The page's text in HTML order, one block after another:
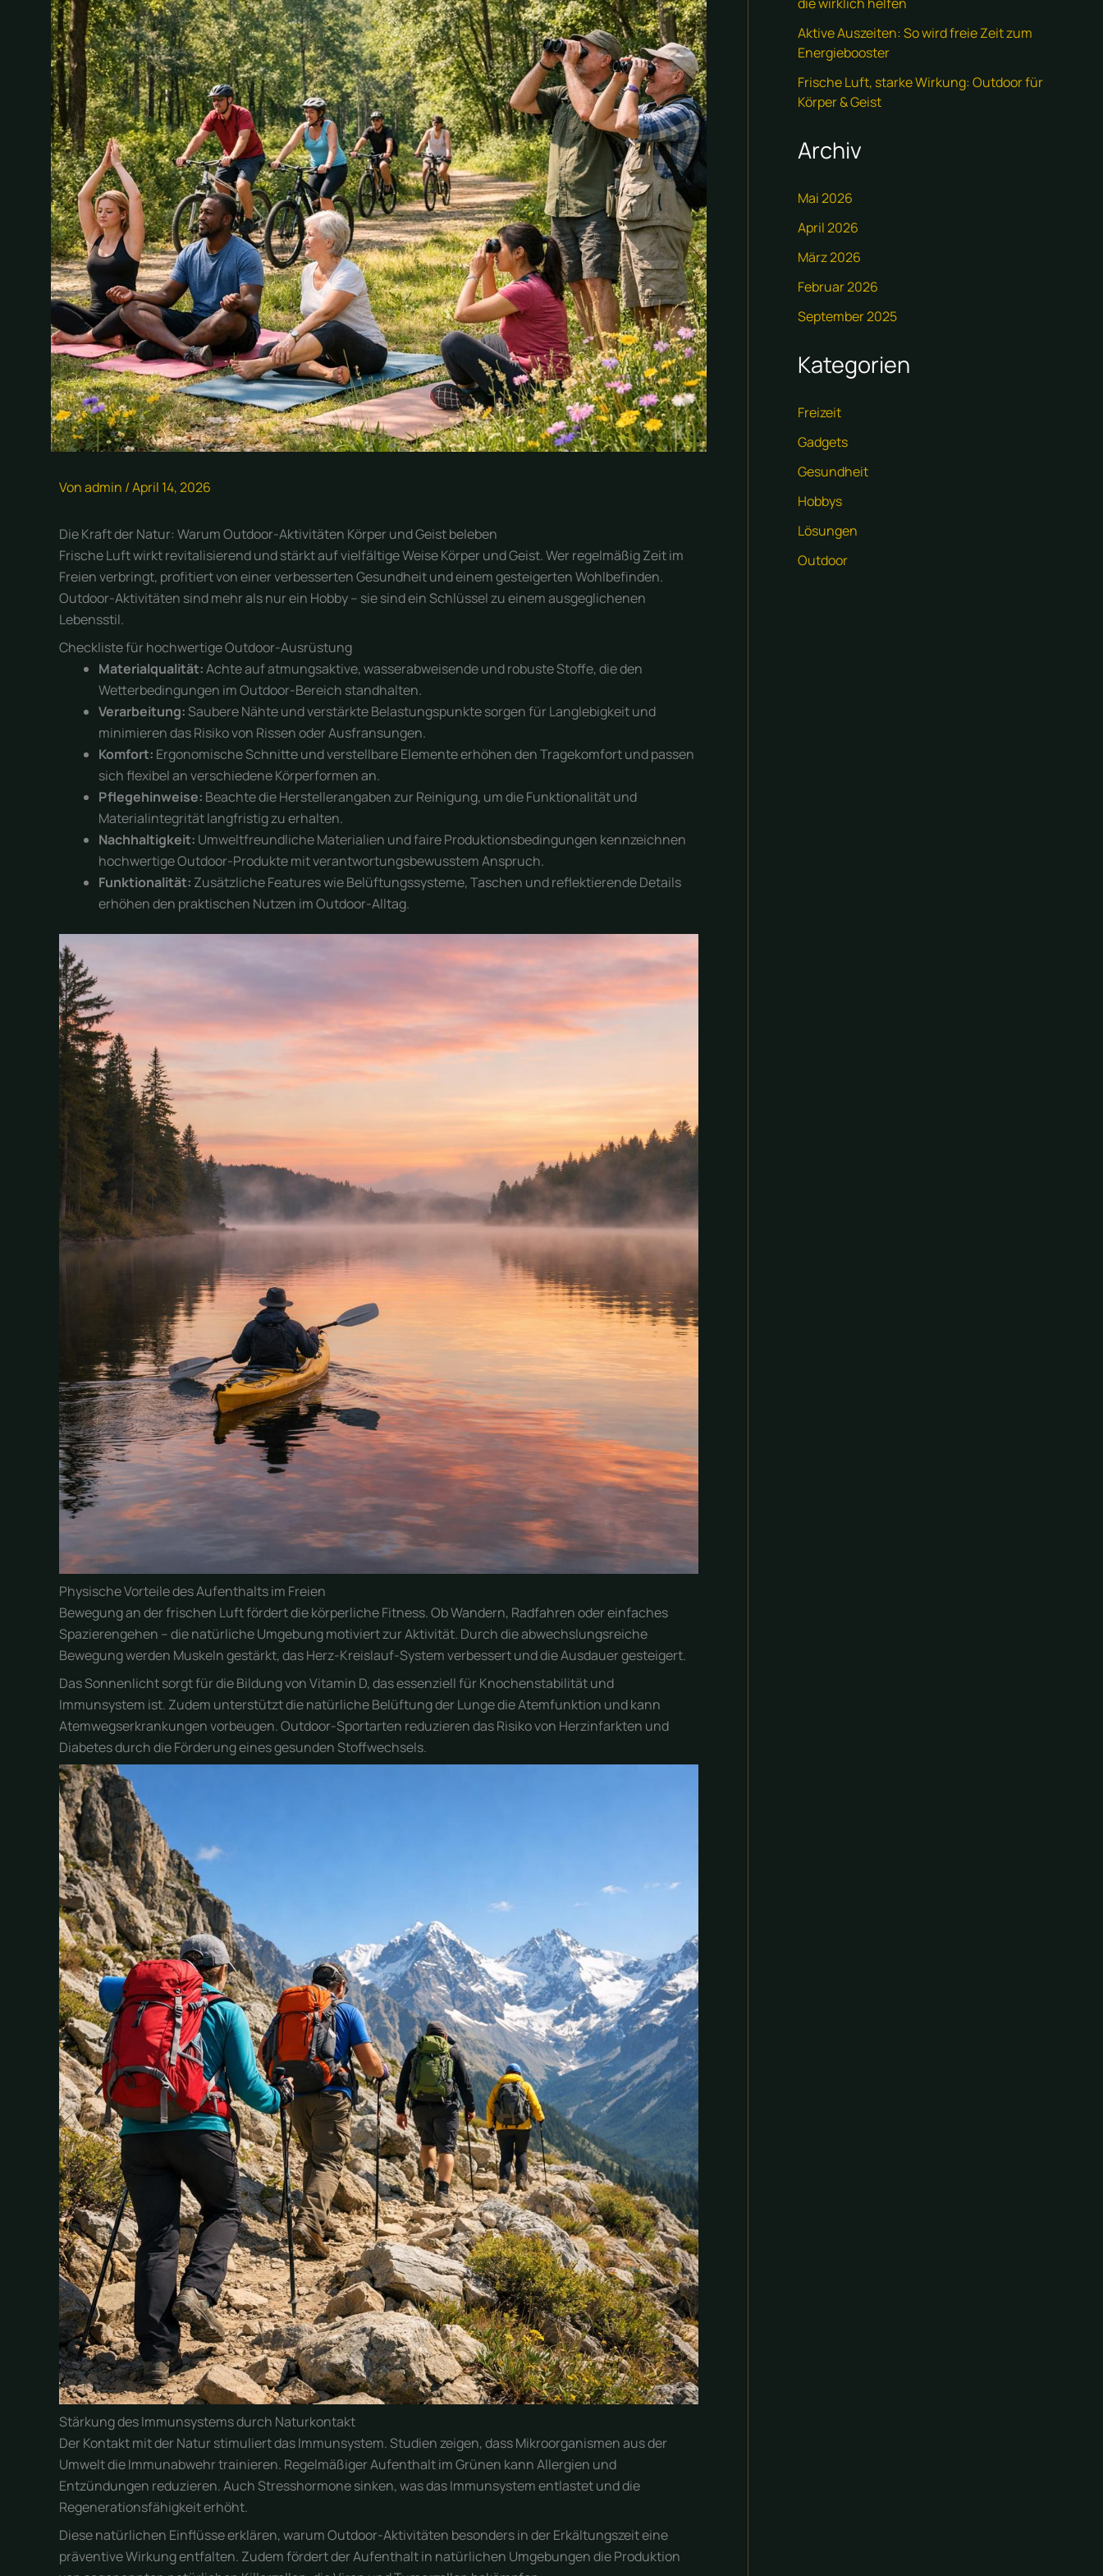
Vonadmin /April 14, 2026
Die Kraft der Natur: Warum Outdoor-Aktivitäten Körper und Geist beleben
Frische Luft wirkt revitalisierend und stärkt auf vielfältige Weise Körper und Geist. Wer regelmäßig Zeit im
Freien verbringt, profitiert von einer verbesserten Gesundheit und einem gesteigerten Wohlbefinden.
Outdoor-Aktivitäten sind mehr als nur ein Hobby – sie sind ein Schlüssel zu einem ausgeglichenen
Lebensstil.
Checkliste für hochwertige Outdoor-Ausrüstung
Materialqualität:Achte auf atmungsaktive, wasserabweisende und robuste Stoffe, die den
Wetterbedingungen im Outdoor-Bereich standhalten.
Verarbeitung:Saubere Nähte und verstärkte Belastungspunkte sorgen für Langlebigkeit und
minimieren das Risiko von Rissen oder Ausfransungen.
Komfort: Ergonomische Schnitte und verstellbare Elemente erhöhen den Tragekomfort und passen
sich flexibel an verschiedene Körperformen an.
Pflegehinweise: Beachte die Herstellerangaben zur Reinigung, um die Funktionalität und
Materialintegrität langfristig zu erhalten.
Nachhaltigkeit: Umweltfreundliche Materialien und faire Produktionsbedingungen kennzeichnen
hochwertige Outdoor-Produkte mit verantwortungsbewusstem Anspruch.
Funktionalität: Zusätzliche Features wie Belüftungssysteme, Taschen und reflektierende Details
erhöhen den praktischen Nutzen im Outdoor-Alltag.
Physische Vorteile des Aufenthalts im Freien
Bewegung an der frischen Luft fördert die körperliche Fitness. Ob Wandern, Radfahren oder einfaches
Spazierengehen – die natürliche Umgebung motiviert zur Aktivität. Durch die abwechslungsreiche
Bewegung werden Muskeln gestärkt, das Herz-Kreislauf-System verbessert und die Ausdauer gesteigert.
Das Sonnenlicht sorgt für die Bildung von Vitamin D, das essenziell für Knochenstabilität und
Immunsystem ist. Zudem unterstützt die natürliche Belüftung der Lunge die Atemfunktion und kann
Atemwegserkrankungen vorbeugen. Outdoor-Sportarten reduzieren das Risiko von Herzinfarkten und
Diabetes durch die Förderung eines gesunden Stoffwechsels.
Stärkung des Immunsystems durch Naturkontakt
Der Kontakt mit der Natur stimuliert das Immunsystem. Studien zeigen, dass Mikroorganismen aus der
Umwelt die Immunabwehr trainieren. Regelmäßiger Aufenthalt im Grünen kann Allergien und
Entzündungen reduzieren. Auch Stresshormone sinken, was das Immunsystem entlastet und die
Regenerationsfähigkeit erhöht.
Diese natürlichen Einflüsse erklären, warum Outdoor-Aktivitäten besonders in der Erkältungszeit eine
präventive Wirkung entfalten. Zudem fördert der Aufenthalt in natürlichen Umgebungen die Produktion
Aktive Auszeiten: So wird freie Zeit zum
Energiebooster
Frische Luft, starke Wirkung: Outdoor für
Körper & Geist
Archiv
Mai 2026
April 2026
März 2026
Februar 2026
September 2025
Kategorien
Freizeit
Gadgets
Gesundheit
Hobbys
Lösungen
Outdoor